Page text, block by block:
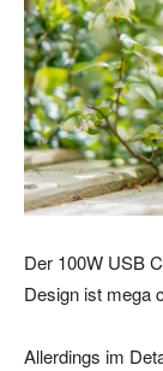
Der 100W USB
Design ist mega
Allerdings im